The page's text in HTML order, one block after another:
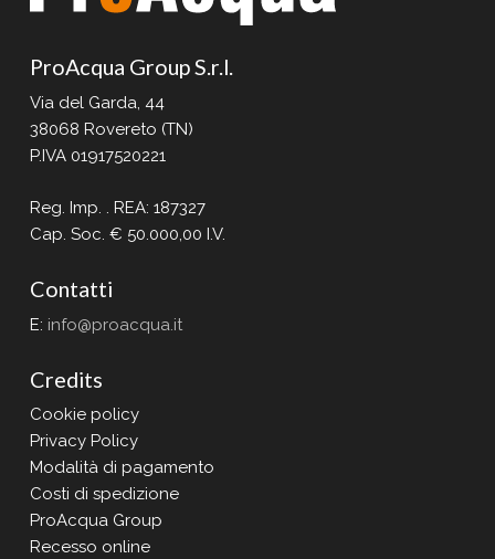
ProAcqua Group S.r.l.
Via del Garda, 44
38068 Rovereto (TN)
P.IVA 01917520221
Reg. Imp. . REA: 187327
Cap. Soc. € 50.000,00 I.V.
Contatti
E: info@proacqua.it
Credits
Cookie policy
Privacy Policy
Modalità di pagamento
Costi di spedizione
ProAcqua Group
Recesso online